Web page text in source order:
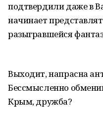
подтвердили даже в
начинает
разыгравшейся
Выходит, напрасна
Бессмысленно
Крым, дружба?